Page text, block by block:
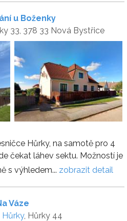
u Boženky
33, 378 33 Nová Bystřice
Hůrky, na samotě pro 4
čekat láhev sektu. Možností je
s výhledem... zobrazit detail
Váze
Hůrky, Hůrky 44